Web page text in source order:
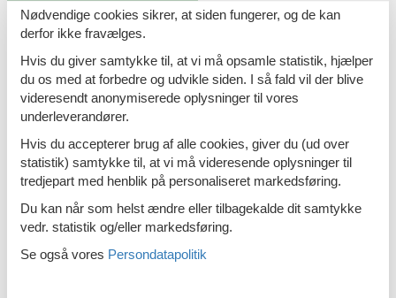
Sommerhus Vorderwaldberg med hund
Nødvendige cookies sikrer, at siden fungerer, og de kan
derfor ikke fravælges.
Hvis du giver samtykke til, at vi må opsamle statistik, hjælper
du os med at forbedre og udvikle siden. I så fald vil der blive
videresendt anonymiserede oplysninger til vores
underleverandører.
Hvis du accepterer brug af alle cookies, giver du (ud over
statistik) samtykke til, at vi må videresende oplysninger til
tredjepart med henblik på personaliseret markedsføring.
Du kan når som helst ændre eller tilbagekalde dit samtykke
vedr. statistik og/eller markedsføring.
Se også vores Persondatapolitik